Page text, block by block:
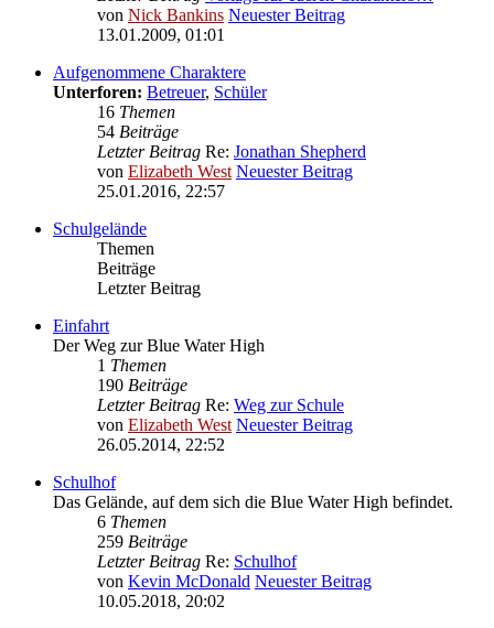
von Nick Bankins Neuester Beitrag
13.01.2009, 01:01
Aufgenommene Charaktere
Unterforen: Betreuer, Schüler
16 Themen
54 Beiträge
Letzter Beitrag Re: Jonathan Shepherd
von Elizabeth West Neuester Beitrag
25.01.2016, 22:57
Schulgelände
Themen
Beiträge
Letzter Beitrag
Einfahrt
Der Weg zur Blue Water High
1 Themen
190 Beiträge
Letzter Beitrag Re: Weg zur Schule
von Elizabeth West Neuester Beitrag
26.05.2014, 22:52
Schulhof
Das Gelände, auf dem sich die Blue Water High befindet.
6 Themen
259 Beiträge
Letzter Beitrag Re: Schulhof
von Kevin McDonald Neuester Beitrag
10.05.2018, 20:02